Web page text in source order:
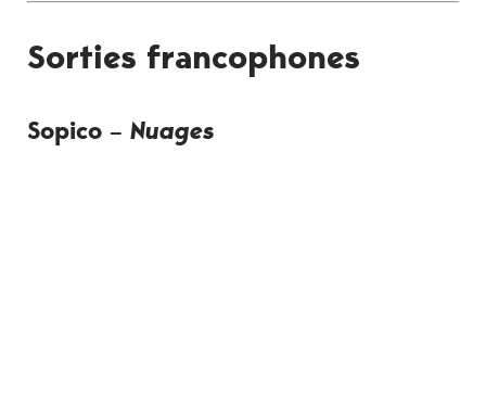
Sorties francophones
Sopico – Nuages